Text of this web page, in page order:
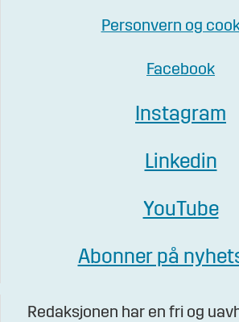
Personvern og
Facebook
Instagram
Linkedin
YouTube
Abonner på
Redaksjonen har en fri og